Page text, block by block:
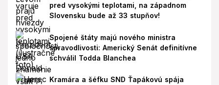
pred vysokými teplotami, na západnom
Slovensku bude až 33 stupňov!
Spojené štáty majú nového ministra
spravodlivosti: Americký Senát definitívne
schválil Todda Blanchea
Kramára a šéfku SND Ťapákovú spája